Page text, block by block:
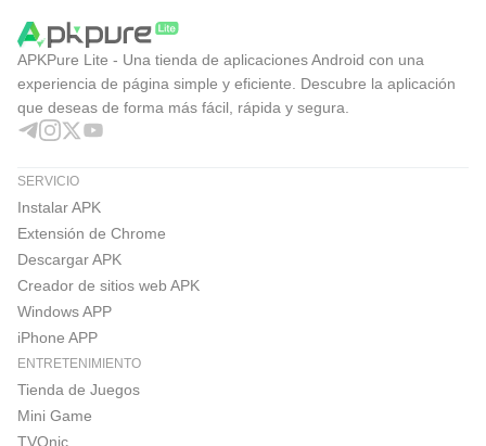
APKPure Lite - Una tienda de aplicaciones Android con una
experiencia de página simple y eficiente. Descubre la aplicación
que deseas de forma más fácil, rápida y segura.
SERVICIO
Instalar APK
Extensión de Chrome
Descargar APK
Creador de sitios web APK
Windows APP
iPhone APP
ENTRETENIMIENTO
Tienda de Juegos
Mini Game
TVOnic